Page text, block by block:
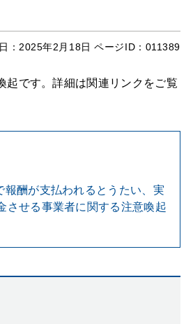
： 2025年2月18日 ページID：011389
起です。詳細は関連リンクをご覧
報酬が支払われるとうたい、実
させる事業者に関する注意喚起